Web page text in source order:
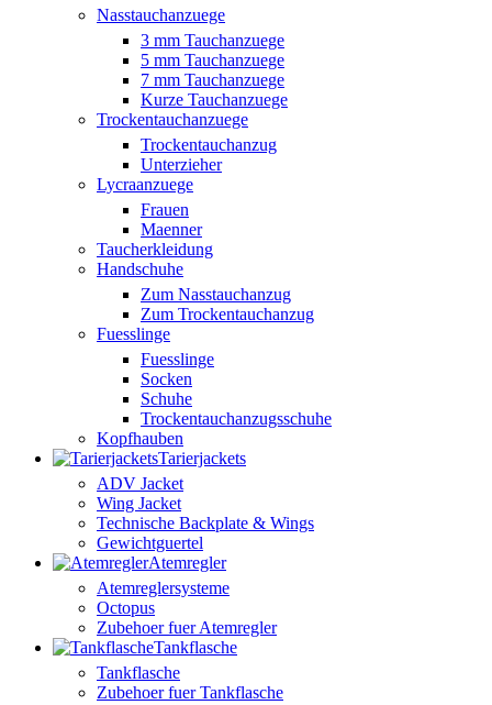
Nasstauchanzuege
3 mm Tauchanzuege
5 mm Tauchanzuege
7 mm Tauchanzuege
Kurze Tauchanzuege
Trockentauchanzuege
Trockentauchanzug
Unterzieher
Lycraanzuege
Frauen
Maenner
Taucherkleidung
Handschuhe
Zum Nasstauchanzug
Zum Trockentauchanzug
Fuesslinge
Fuesslinge
Socken
Schuhe
Trockentauchanzugsschuhe
Kopfhauben
Tarierjackets
ADV Jacket
Wing Jacket
Technische Backplate & Wings
Gewichtguertel
Atemregler
Atemreglersysteme
Octopus
Zubehoer fuer Atemregler
Tankflasche
Tankflasche
Zubehoer fuer Tankflasche